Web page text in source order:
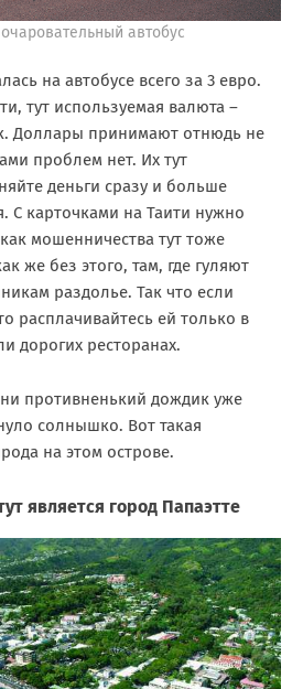
автобус
на автобусе всего за 3 евро.
тут используемая валюта –
Доллары принимают отнюдь не
проблем нет. Их тут
деньги сразу и больше
С карточками на Таити нужно
мошенничества тут тоже
же без этого, там, где гуляют
раздолье. Так что если
расплачивайтесь ей только в
дорогих ресторанах.
противненький дождик уже
солнышко. Вот такая
на этом острове.
является город Папаэтте